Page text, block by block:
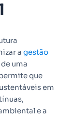
a gestão
uma
que
em
e a